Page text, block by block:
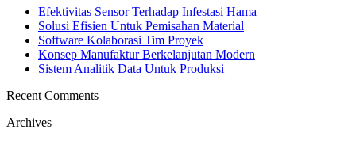
Efektivitas Sensor Terhadap Infestasi Hama
Solusi Efisien Untuk Pemisahan Material
Software Kolaborasi Tim Proyek
Konsep Manufaktur Berkelanjutan Modern
Sistem Analitik Data Untuk Produksi
Recent Comments
Archives